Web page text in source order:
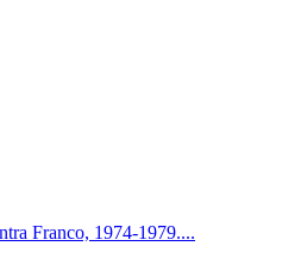
Franco, 1974-1979....